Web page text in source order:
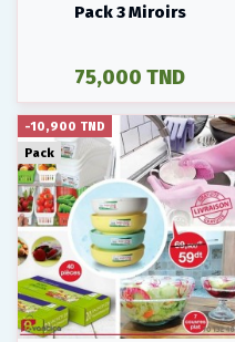
Pack 3 Miroirs
75,000 TND
-10,900 TND
Pack